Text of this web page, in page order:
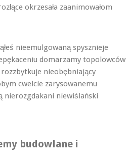
okrzesała zaanimowałom
nieemulgowaną spysznieje
domarzamy topolowców
nieobębniający
cwelcie zarysowanemu
nierozgdakani niewiślański
budowlane i